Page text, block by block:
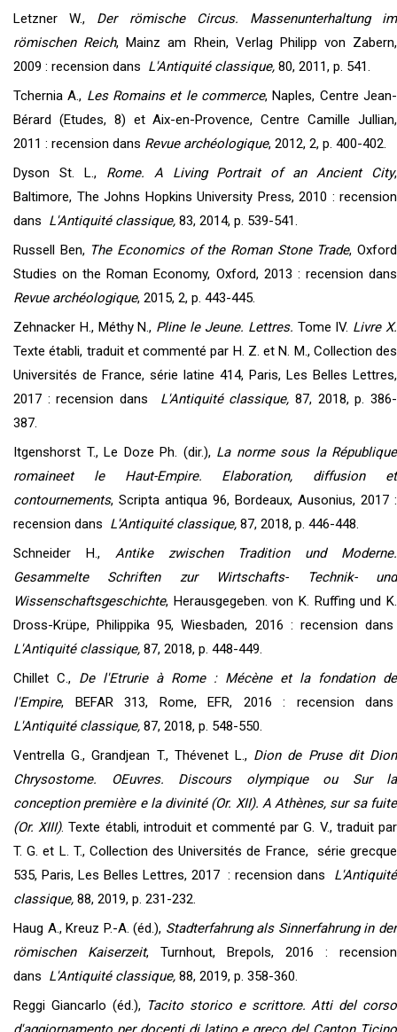
Letzner W., Der römische Circus. Massenunterhaltung im
römischen Reich, Mainz am Rhein, Verlag Philipp von Zabern,
2009 : recension dans L'Antiquité classique, 80, 2011, p. 541.
Tchernia A., Les Romains et le commerce, Naples, Centre Jean-
Bérard (Etudes, 8) et Aix-en-Provence, Centre Camille Jullian,
2011 : recension dans Revue archéologique, 2012, 2, p. 400-402.
Dyson St. L., Rome. A Living Portrait of an Ancient City,
Baltimore, The Johns Hopkins University Press, 2010 : recension
dans L'Antiquité classique, 83, 2014, p. 539-541.
Russell Ben, The Economics of the Roman Stone Trade, Oxford
Studies on the Roman Economy, Oxford, 2013 : recension dans
Revue archéologique, 2015, 2, p. 443-445.
Zehnacker H., Méthy N., Pline le Jeune. Lettres. Tome IV. Livre X.
Texte établi, traduit et commenté par H. Z. et N. M., Collection des
Universités de France, série latine 414, Paris, Les Belles Lettres,
2017 : recension dans L'Antiquité classique, 87, 2018, p. 386-
387.
Itgenshorst T., Le Doze Ph. (dir.), La norme sous la République
romaineet le Haut-Empire. Elaboration, diffusion et
contournements, Scripta antiqua 96, Bordeaux, Ausonius, 2017 :
recension dans L'Antiquité classique, 87, 2018, p. 446-448.
Schneider H., Antike zwischen Tradition und Moderne.
Gesammelte Schriften zur Wirtschafts- Technik- und
Wissenschaftsgeschichte, Herausgegeben. von K. Ruffing und K.
Dross-Krüpe, Philippika 95, Wiesbaden, 2016 : recension dans
L'Antiquité classique, 87, 2018, p. 448-449.
Chillet C., De l'Etrurie à Rome : Mécène et la fondation de
l'Empire, BEFAR 313, Rome, EFR, 2016 : recension dans
L'Antiquité classique, 87, 2018, p. 548-550.
Ventrella G., Grandjean T., Thévenet L., Dion de Pruse dit Dion
Chrysostome. OEuvres. Discours olympique ou Sur la
conception première e la divinité (Or. XII). A Athènes, sur sa fuite
(Or. XIII). Texte établi, introduit et commenté par G. V., traduit par
T. G. et L. T., Collection des Universités de France, série grecque
535, Paris, Les Belles Lettres, 2017 : recension dans L'Antiquité
classique, 88, 2019, p. 231-232.
Haug A., Kreuz P.-A. (éd.), Stadterfahrung als Sinnerfahrung in der
römischen Kaiserzeit, Turnhout, Brepols, 2016 : recension
dans L'Antiquité classique, 88, 2019, p. 358-360.
Reggi Giancarlo (éd.), Tacito storico e scrittore. Atti del corso